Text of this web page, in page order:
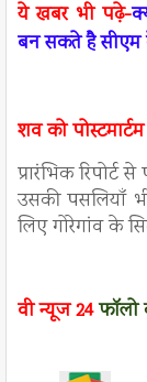
ये खबर भी पढ़े-
बन सकते है सीएम
शव को
प्रारंभिक
उसकी पसलियाँ
लिए गोरेगांव के
वी न्यूज24फॉलो